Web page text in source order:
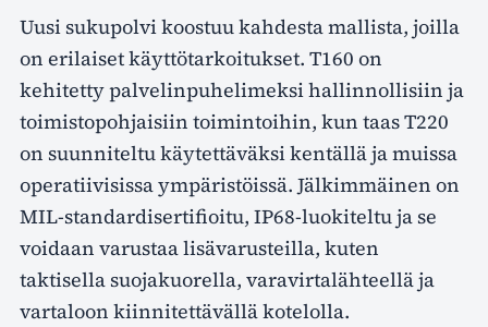
Uusi sukupolvi koostuu kahdesta mallista, joilla
on erilaiset käyttötarkoitukset. T160 on
kehitetty palvelinpuhelimeksi hallinnollisiin ja
toimistopohjaisiin toimintoihin, kun taas T220
on suunniteltu käytettäväksi kentällä ja muissa
operatiivisissa ympäristöissä. Jälkimmäinen on
MIL-standardisertifioitu, IP68-luokiteltu ja se
voidaan varustaa lisävarusteilla, kuten
taktisella suojakuorella, varavirtalähteellä ja
vartaloon kiinnitettävällä kotelolla.